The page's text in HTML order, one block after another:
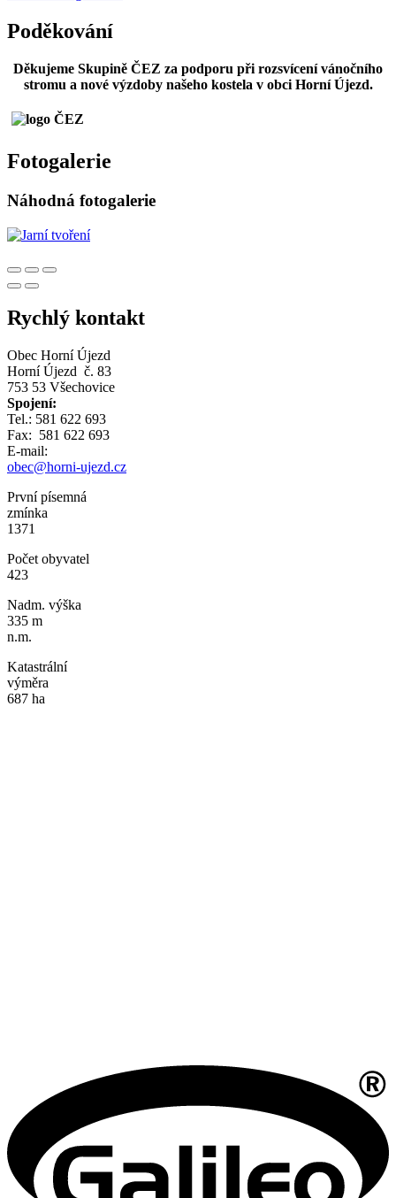
Poděkování
Děkujeme Skupině ČEZ za podporu při rozsvícení vánočního
stromu a nové výzdoby našeho kostela v obci Horní Újezd.
Fotogalerie
Náhodná fotogalerie
Rychlý kontakt
Obec Horní Újezd
Horní Újezd č. 83
753 53 Všechovice
Spojení:
Tel.: 581 622 693
Fax: 581 622 693
E-mail:
obec@horni-ujezd.cz
První písemná
zmínka
1371
Počet obyvatel
423
Nadm. výška
335 m
n.m.
Katastrální
výměra
687 ha